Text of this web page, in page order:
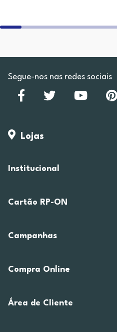
Segue-nos nas redes sociais
Lojas
Institucional
Cartão RP-ON
Campanhas
Compra Online
Área de Cliente